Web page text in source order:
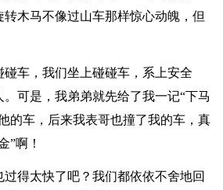
转木马不像过山车那样惊心动魄，但
碰车，我们坐上碰碰车，系上安全
可是，我弟弟就先给了我一记“下马
的车，后来我表哥也撞了我的车，真
”啊！
过得太快了吧？我们都依依不舍地回